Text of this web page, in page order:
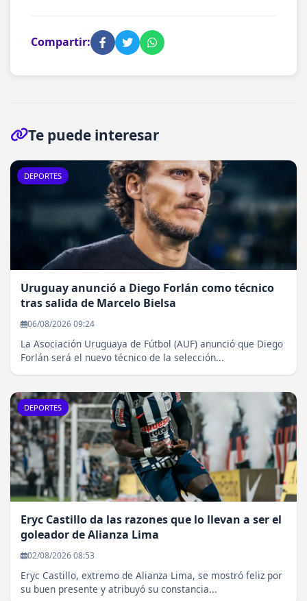
Compartir:
Te puede interesar
DEPORTES
Uruguay anunció a Diego Forlán como técnico
tras salida de Marcelo Bielsa
06/08/2026 09:24
La Asociación Uruguaya de Fútbol (AUF) anunció que Diego
Forlán será el nuevo técnico de la selección...
DEPORTES
Eryc Castillo da las razones que lo llevan a ser el
goleador de Alianza Lima
02/08/2026 08:53
Eryc Castillo, extremo de Alianza Lima, se mostró feliz por
su buen presente y atribuyó su constancia...